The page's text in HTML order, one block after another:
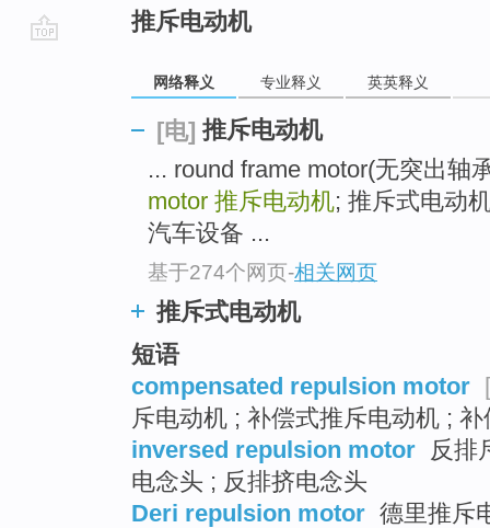
推斥电动机
网络释义 专业释义 英英释义
[电] 推斥电动机
... round frame motor(无突出轴
motor 推斥电动机; 推斥式电动
汽车设备 ...
基于274个网页-相关网页
推斥式电动机
短语
compensated repulsion motor
斥电动机 ; 补偿式推斥电动机 ;
inversed repulsion motor
反排
电念头 ; 反排挤电念头
Deri repulsion motor 德里推斥